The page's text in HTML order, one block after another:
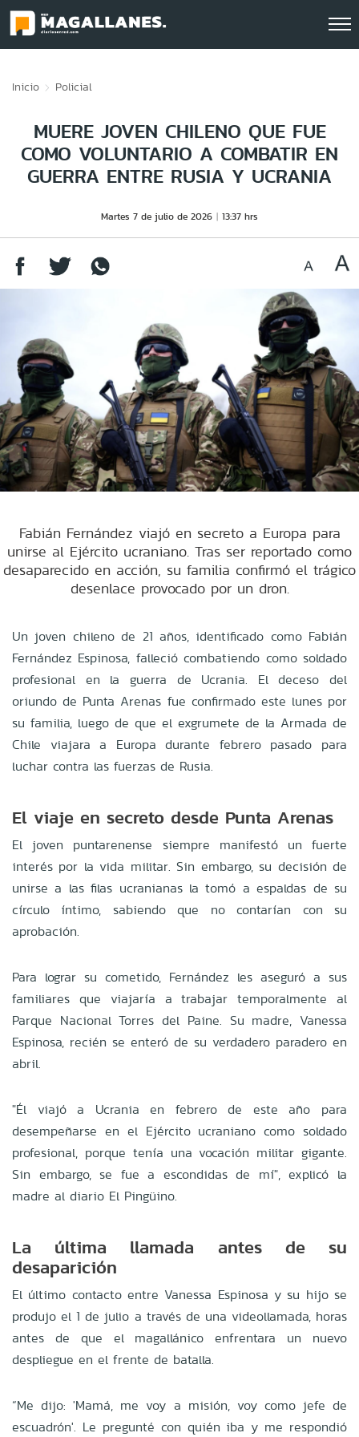
Inicio Policial
MUERE JOVEN CHILENO QUE FUE
COMO VOLUNTARIO A COMBATIR EN
GUERRA ENTRE RUSIA Y UCRANIA
Martes 7 de julio de 2026 13:37 hrs
Fabián Fernández viajó en secreto a Europa para
unirse al Ejército ucraniano. Tras ser reportado como
desaparecido en acción, su familia confirmó el trágico
desenlace provocado por un dron.
Un joven chileno de 21 años, identificado como Fabián
Fernández Espinosa, falleció combatiendo como soldado
profesional en la guerra de Ucrania. El deceso del
oriundo de Punta Arenas fue confirmado este lunes por
su familia, luego de que el exgrumete de la Armada de
Chile viajara a Europa durante febrero pasado para
luchar contra las fuerzas de Rusia.
El viaje en secreto desde Punta Arenas
El joven puntarenense siempre manifestó un fuerte
interés por la vida militar. Sin embargo, su decisión de
unirse a las filas ucranianas la tomó a espaldas de su
círculo íntimo, sabiendo que no contarían con su
aprobación.
Para lograr su cometido, Fernández les aseguró a sus
familiares que viajaría a trabajar temporalmente al
Parque Nacional Torres del Paine. Su madre, Vanessa
Espinosa, recién se enteró de su verdadero paradero en
abril.
"Él viajó a Ucrania en febrero de este año para
desempeñarse en el Ejército ucraniano como soldado
profesional, porque tenía una vocación militar gigante.
Sin embargo, se fue a escondidas de mí", explicó la
madre al diario El Pingüino.
La última llamada antes de su
desaparición
El último contacto entre Vanessa Espinosa y su hijo se
produjo el 1 de julio a través de una videollamada, horas
antes de que el magallánico enfrentara un nuevo
despliegue en el frente de batalla.
“Me dijo: 'Mamá, me voy a misión, voy como jefe de
escuadrón'. Le pregunté con quién iba y me respondió